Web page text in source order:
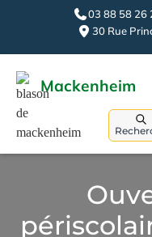
03 88 58 26
30 Rue
Mackenheim